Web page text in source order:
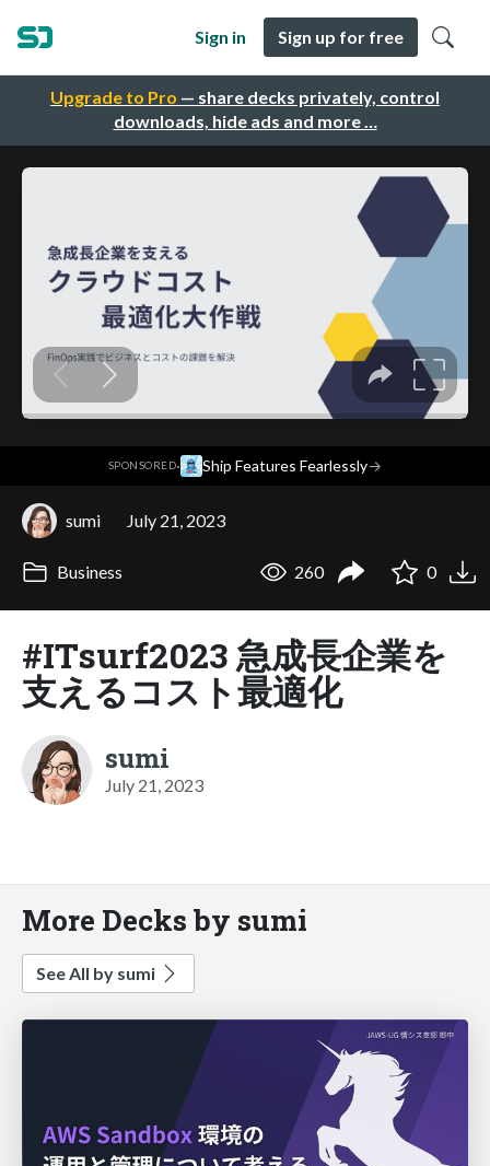
Upgrade to Pro — share decks privately, control
downloads, hide ads and more …
Sign in Sign up for free
SPONSORED· Ship Features Fearlessly→
sumi July 21, 2023
Business 260 0
#ITsurf2023 急成長企業を
支えるコスト最適化
sumi
July 21, 2023
More Decks by sumi
See All by sumi